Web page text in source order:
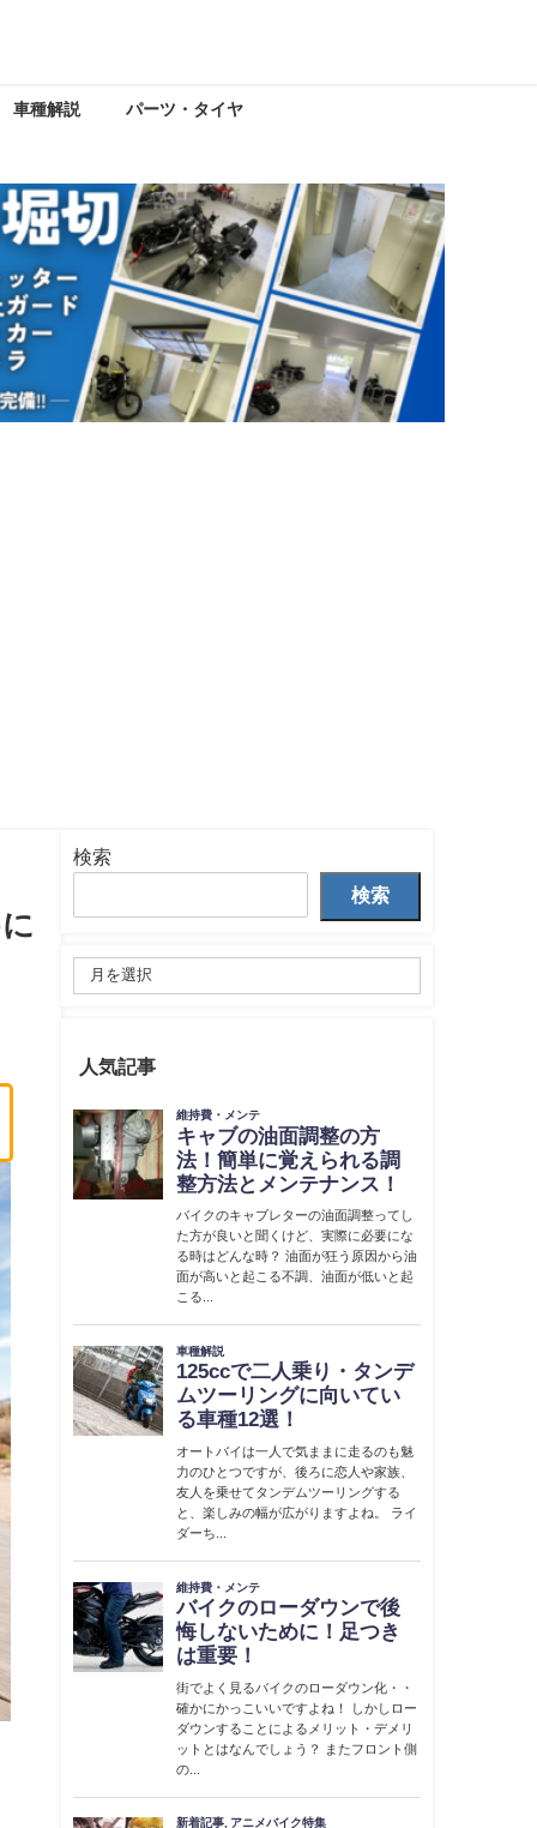
車種解説 パーツ・タイヤ
検索
検索
人気記事